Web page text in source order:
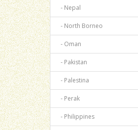
- Nepal
- North Borneo
- Oman
- Pakistan
- Palestina
- Perak
- Philippines